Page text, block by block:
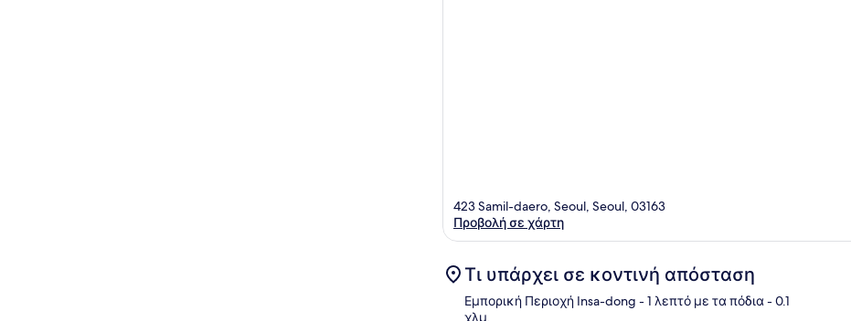
423 Samil-daero, Seoul, Seoul, 03163
Προβολή σε χάρτη
Τι υπάρχει σε κοντινή απόσταση
Εμπορική Περιοχή Insa-dong - 1 λεπτό με τα πόδια- 0.1
χλμ.